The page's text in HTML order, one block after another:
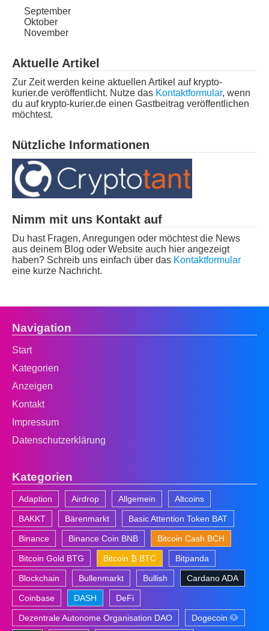
September
Oktober
November
Aktuelle Artikel
Zur Zeit werden keine aktuellen Artikel auf krypto-
kurier.de veröffentlicht. Nutze das Kontaktformular, wenn
du auf krypto-kurier.de einen Gastbeitrag veröffentlichen
möchtest.
Nützliche Informationen
Nimm mit uns Kontakt auf
Du hast Fragen, Anregungen oder möchtest die News
aus deinem Blog oder Website auch hier angezeigt
haben? Schreib uns einfach über das Kontaktformular
eine kurze Nachricht.
Navigation
Start
Kategorien
Anzeigen
Kontakt
Impressum
Datenschutzerklärung
Kategorien
Adaption Airdrop Allgemein Altcoins
BAKKT Bärenmarkt Basic Attention Token BAT
Binance Binance Coin BNB Bitcoin Cash BCH
Bitcoin Gold BTG Bitcoin ₿ BTC Bitpanda
Blockchain Bullenmarkt Bullish Cardano ADA
Coinbase DASH DeFi
Dezentrale Autonome Organisation DAO Dogecoin 🐶